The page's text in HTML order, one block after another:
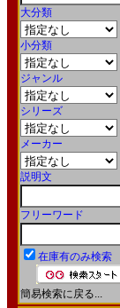
大分類
小分類
ジャンル
シリーズ
メーカー
説明文
フリーワード
在庫有のみ検索
簡易検索に戻る...